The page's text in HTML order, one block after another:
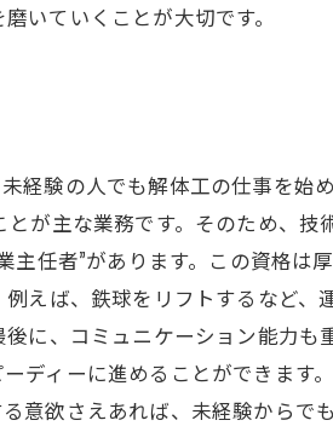
いていくことが大切です。
経験の人でも解体工の仕事を始
が主な業務です。そのため、技
任者”があります。この資格は
えば、鉄球をリフトするなど、
に、コミュニケーション能力も
ディーに進めることができます
意欲さえあれば、未経験からで